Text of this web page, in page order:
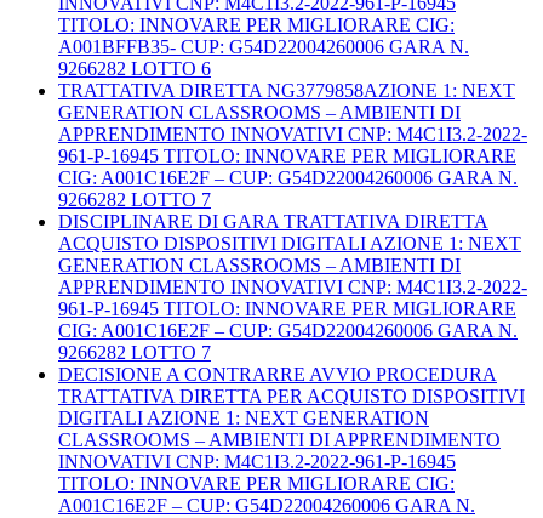
TITOLO: INNOVARE PER MIGLIORARE CIG:
A001BFFB35- CUP: G54D22004260006 GARA N.
9266282 LOTTO 6
TRATTATIVA DIRETTA NG3779858AZIONE 1: NEXT
GENERATION CLASSROOMS – AMBIENTI DI
APPRENDIMENTO INNOVATIVI CNP: M4C1I3.2-2022-
961-P-16945 TITOLO: INNOVARE PER MIGLIORARE
CIG: A001C16E2F – CUP: G54D22004260006 GARA N.
9266282 LOTTO 7
DISCIPLINARE DI GARA TRATTATIVA DIRETTA
ACQUISTO DISPOSITIVI DIGITALI AZIONE 1: NEXT
GENERATION CLASSROOMS – AMBIENTI DI
APPRENDIMENTO INNOVATIVI CNP: M4C1I3.2-2022-
961-P-16945 TITOLO: INNOVARE PER MIGLIORARE
CIG: A001C16E2F – CUP: G54D22004260006 GARA N.
9266282 LOTTO 7
DECISIONE A CONTRARRE AVVIO PROCEDURA
TRATTATIVA DIRETTA PER ACQUISTO DISPOSITIVI
DIGITALI AZIONE 1: NEXT GENERATION
CLASSROOMS – AMBIENTI DI APPRENDIMENTO
INNOVATIVI CNP: M4C1I3.2-2022-961-P-16945
TITOLO: INNOVARE PER MIGLIORARE CIG:
A001C16E2F – CUP: G54D22004260006 GARA N.